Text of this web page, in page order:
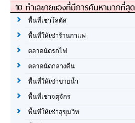
10 ทำเลขายของที่มีการค้นหามากที่สุด
พื้นที่เช่าโลตัส
พื้นที่ให้เช่าร้านกาแฟ
ตลาดนัดรถไฟ
ตลาดนัดกลางคืน
พื้นที่ให้เช่าขายน้ำ
พื้นที่เช่าจตุจักร
พื้นที่ให้เช่าสุขุมวิท